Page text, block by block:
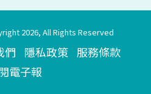
2026, All Rights Reserved
們 隱私政策 服務條款
電子報